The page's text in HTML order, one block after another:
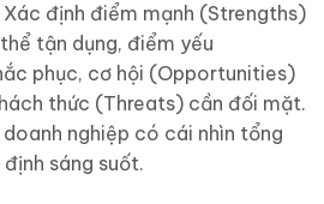
định điểm mạnh (Strengths)
tận dụng, điểm yếu
phục, cơ hội (Opportunities)
thức (Threats) cần đối mặt.
nghiệp có cái nhìn tổng
sáng suốt.